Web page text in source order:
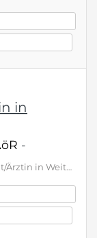
in
-
Facharzt:ärztin oder fortgeschrittene:r Arzt/Ärztin in Weiterbildung (m/w/d) Einrichtung: Department für Bildgebung und Strahlenmedizin Anstellungsart: unbefristet als Facharzt:ärztin oder befristet im Rahmen der Weiterbildung Arbeitsdauer: Teilzeit (20,00h) Arbeitsbeginn: 01.09.2026 Gehaltsspanne: min. 7.400,00 € - max. 9.300,00 € brutto/Monat (Vollzeit) als Einstiegsgehalt. Die konkrete Vergütung richtet sich nach den Vorgaben des Haustarifvertrag des Universitätsklinikums Leipzig AöR. Was di…